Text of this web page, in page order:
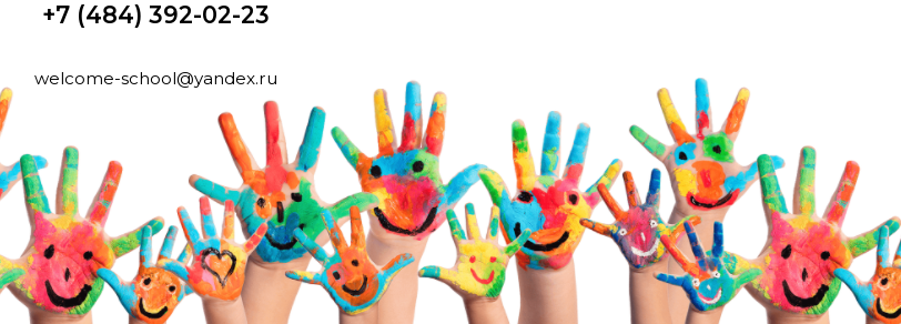
+7 (484) 392-02-23
welcome-school@yandex.ru